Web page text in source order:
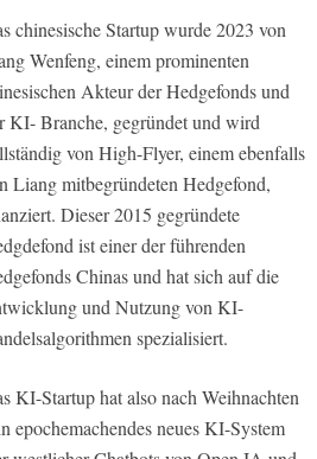
chinesische Startup wurde 2023 von
Wenfeng, einem prominenten
Akteur der Hedgefonds und
KI- Branche, gegründet und wird
von High-Flyer, einem ebenfalls
Liang mitbegründeten Hedgefond,
Dieser 2015 gegründete
ist einer der führenden
Chinas und hat sich auf die
und Nutzung von KI-
spezialisiert.
KI-Startup hat also nach Weihnachten
epochemachendes neues KI-System